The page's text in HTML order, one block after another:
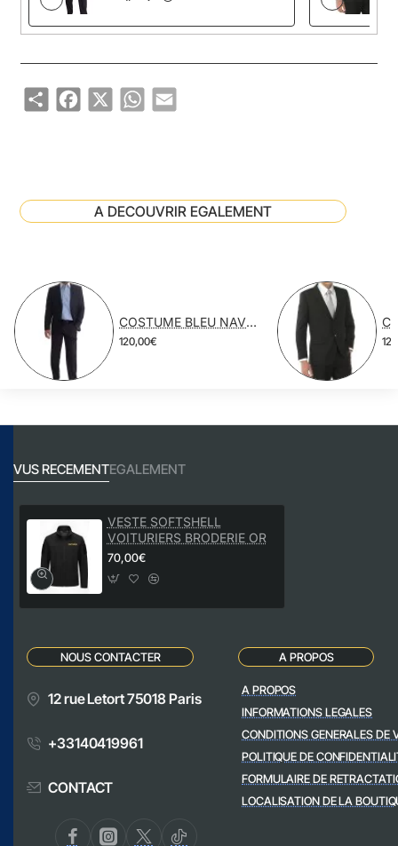
ShareFacebook
X WhatsApp
Email
A DECOUVRIR EGALEMENT
COSTUME BLEU NAVY POLYESTER VISCOSE
120,00€
VUS RECEMENTEGALEMENT
VESTE SOFTSHELL
VOITURIERS BRODERIE OR
70,00€
NOUS CONTACTER
12 rue Letort 75018 Paris
+33140419961
CONTACT
A PROPOS
A PROPOS
INFORMATIONS LEGALES
CONDITIONS GENERALES DE
POLITIQUE DE
FORMULAIRE DE
LOCALISATION DE LA